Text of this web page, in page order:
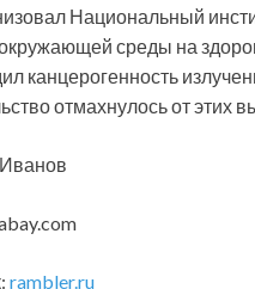
Национальный
среды на
канцерогенность
отмахнулось от этих
rambler.ru